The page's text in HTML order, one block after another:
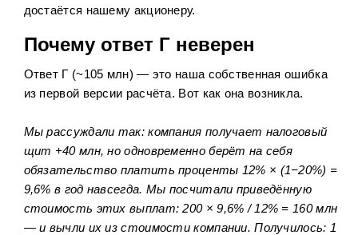
достаётся нашему акционеру.
Почему ответ Г неверен
Ответ Г (~105 млн) — это наша собственная ошибка
из первой версии расчёта. Вот как она возникла.
Мы рассуждали так: компания получает налоговый
щит +40 млн, но одновременно берёт на себя
обязательство платить проценты 12% × (1−20%) =
9,6% в год навсегда. Мы посчитали приведённую
стоимость этих выплат: 200 × 9,6% / 12% = 160 млн
— и вычли их из стоимости компании. Получилось: 1